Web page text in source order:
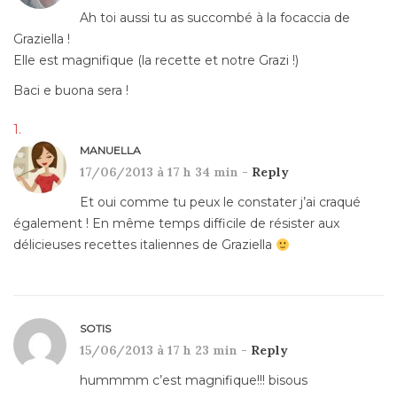
Ah toi aussi tu as succombé à la focaccia de
Graziella !
Elle est magnifique (la recette et notre Grazi !)
Baci e buona sera !
MANUELLA
17/06/2013 à 17 h 34 min - Reply
Et oui comme tu peux le constater j’ai craqué
également ! En même temps difficile de résister aux
délicieuses recettes italiennes de Graziella
SOTIS
15/06/2013 à 17 h 23 min - Reply
hummmm c’est magnifique!!! bisous